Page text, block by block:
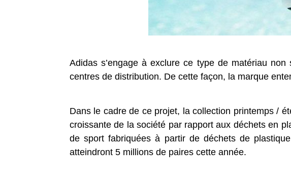
Adidas s’engage à exclure ce type de matériau
centres de distribution. De cette façon, la marque
Dans le cadre de ce projet, la collection printemps /
croissante de la société par rapport aux déchets en
de sport fabriquées à partir de déchets de
atteindront 5 millions de paires cette année.